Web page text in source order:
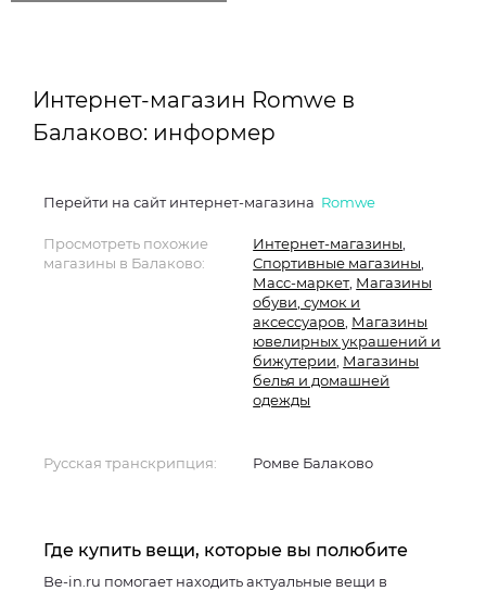
Интернет-магазин Romwe в
Балаково: информер
Перейти на сайт интернет-магазина Romwe
Просмотреть похожие
магазины в Балаково:
Интернет-магазины
Спортивные магазины
Масс-маркет, Магазины
обуви, сумок и
аксессуаров Магазины
ювелирных украшений и
бижутерии Магазины
белья и домашней
одежды
Русская транскрипция: Ромве Балаково
Где купить вещи, которые вы полюбите
Be-in.ru помогает находить актуальные вещи в